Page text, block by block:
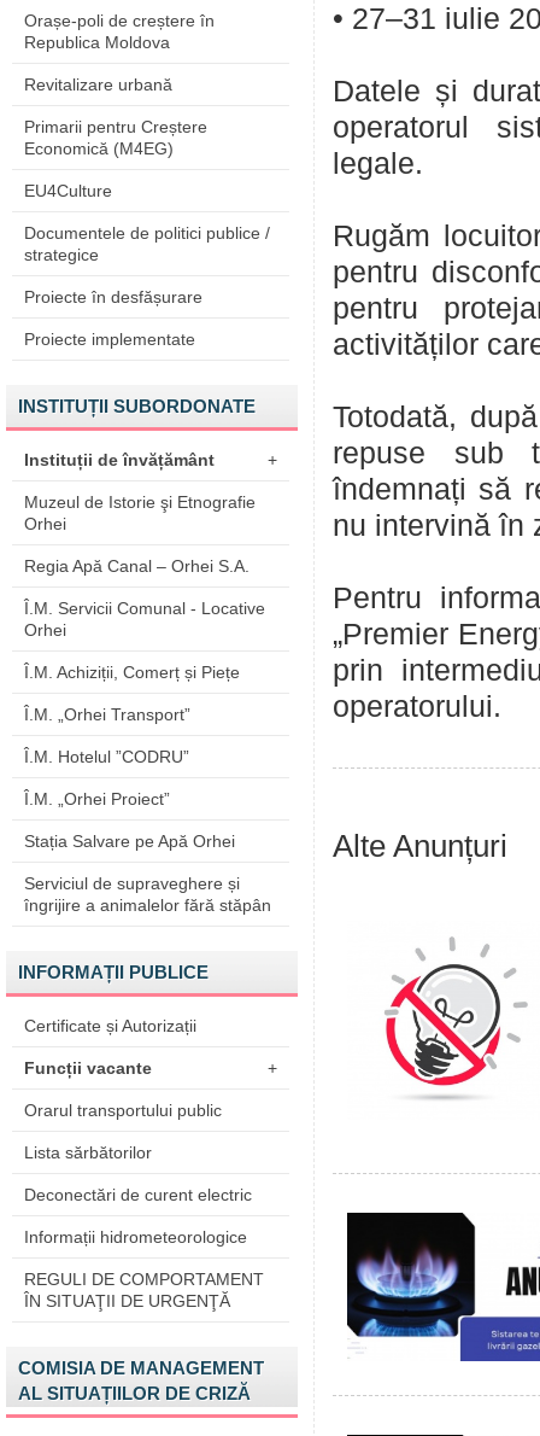
Orașe-poli de creștere în
Republica Moldova
Revitalizare urbană
Primarii pentru Creștere
Economică (M4EG)
EU4Culture
Documentele de politici publice /
strategice
Proiecte în desfășurare
Proiecte implementate
INSTITUȚII SUBORDONATE
Instituții de învățământ +
Muzeul de Istorie şi Etnografie
Orhei
Regia Apă Canal – Orhei S.A.
Î.M. Servicii Comunal - Locative
Orhei
Î.M. Achiziții, Comerț și Piețe
Î.M. „Orhei Transport”
Î.M. Hotelul ”CODRU”
Î.M. „Orhei Proiect”
Stația Salvare pe Apă Orhei
Serviciul de supraveghere și
îngrijire a animalelor fără stăpân
INFORMAȚII PUBLICE
Certificate și Autorizații
Funcții vacante +
Orarul transportului public
Lista sărbătorilor
Deconectări de curent electric
Informații hidrometeorologice
REGULI DE COMPORTAMENT
ÎN SITUAŢII DE URGENŢĂ
COMISIA DE MANAGEMENT
AL SITUAȚIILOR DE CRIZĂ
• 27–31 iulie
Datele și
operatorul
legale.
Rugăm
pentru
pentru
activităților
Totodată,
repuse sub
îndemnați să
nu intervină în
Pentru
„Premier
prin
operatorului.
Alte Anunțuri